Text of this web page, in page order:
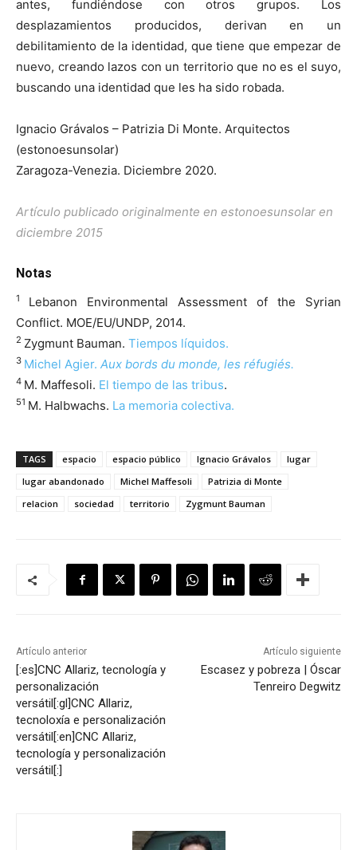
antes, fundiéndose con otros grupos. Los
desplazamientos producidos, derivan en un
debilitamiento de la identidad, que tiene que empezar de
nuevo, creando lazos con un territorio que no es el suyo,
buscando una identidad que les ha sido robada.
Ignacio Grávalos – Patrizia Di Monte. Arquitectos
(estonoesunsolar)
Zaragoza-Venezia. Diciembre 2020.
Artículo publicado originalmente en estonoesunsolar en
diciembre 2015
Notas
1 Lebanon Environmental Assessment of the Syrian
Conflict. MOE/EU/UNDP, 2014.
2 Zygmunt Bauman. Tiempos líquidos.
3 Michel Agier. Aux bords du monde, les réfugiés.
4 M. Maffesoli. El tiempo de las tribus.
51 M. Halbwachs. La memoria colectiva.
TAGS espacio espacio público Ignacio Grávalos
lugar
lugar abandonado
Michel Maffesoli
Patrizia di Monte
relacion
sociedad territorio Zygmunt Bauman
Artículo anterior
[:es]CNC Allariz, tecnología y
personalización
versátil[:gl]CNC Allariz,
tecnoloxía e personalización
versátil[:en]CNC Allariz,
tecnología y personalización
versátil[:]
Artículo siguiente
Escasez y pobreza | Óscar
Tenreiro Degwitz